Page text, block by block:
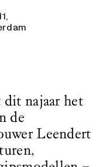
2025
najaar het
de
Leendert